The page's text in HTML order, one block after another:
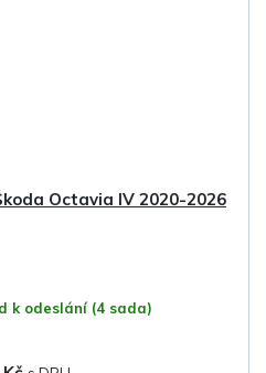
Octavia IV 2020-2026
k odeslání (4 sada)